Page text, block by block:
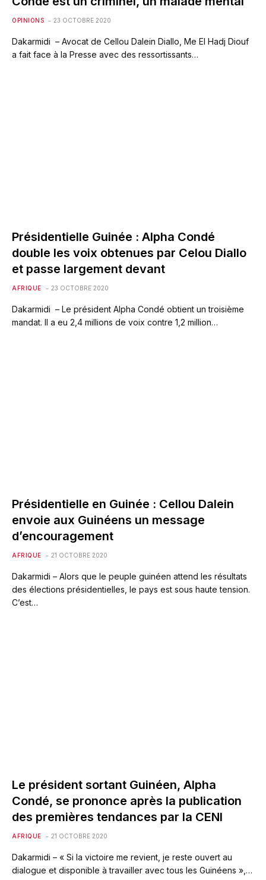
OPINIONS 23 OCTOBRE 2020
Dakarmidi – Avocat de Cellou Dalein Diallo, Me El Hadj Diouf
a fait face à la Presse avec des ressortissants…
Présidentielle Guinée : Alpha Condé
double les voix obtenues par Celou Diallo
et passe largement devant
AFRIQUE 23 OCTOBRE 2020
Dakarmidi – Le président Alpha Condé obtient un troisième
mandat. Il a eu 2,4 millions de voix contre 1,2 million…
Présidentielle en Guinée : Cellou Dalein
envoie aux Guinéens un message
d’encouragement
AFRIQUE 21 OCTOBRE 2020
Dakarmidi – Alors que le peuple guinéen attend les résultats
des élections présidentielles, le pays est sous haute tension.
C’est…
Le président sortant Guinéen, Alpha
Condé, se prononce après la publication
des premières tendances par la CENI
AFRIQUE 21 OCTOBRE 2020
Dakarmidi – « Si la victoire me revient, je reste ouvert au
dialogue et disponible à travailler avec tous les Guinéens »,…